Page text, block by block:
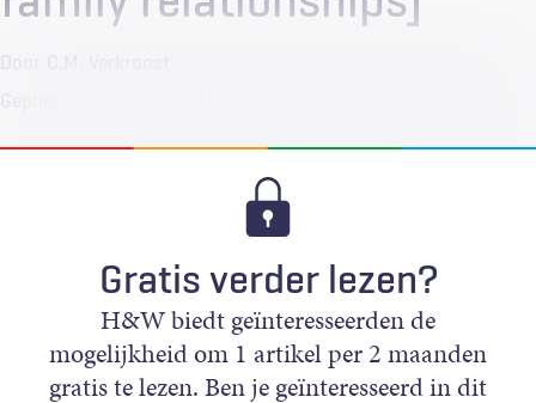
Gratis verder lezen?
H&W biedt geïnteresseerden de
mogelijkheid om 1 artikel per 2 maanden
gratis te lezen. Ben je geïnteresseerd in dit